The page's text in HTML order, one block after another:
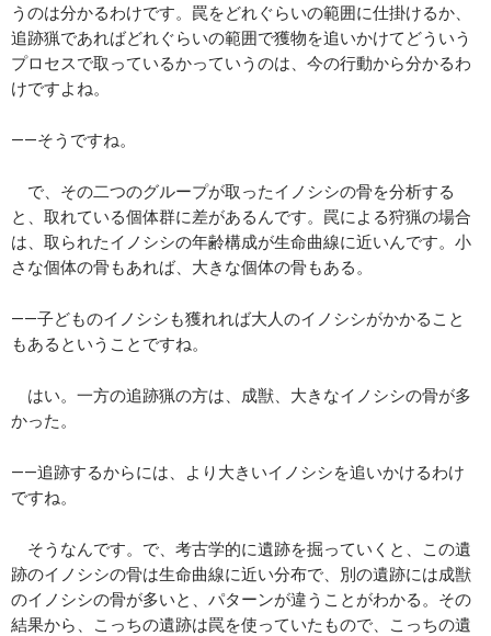
うのは分かるわけです。罠をどれぐらいの範囲に仕掛けるか、
追跡猟であればどれぐらいの範囲で獲物を追いかけてどういう
プロセスで取っているかっていうのは、今の行動から分かるわ
けですよね。
――そうですね。
で、その二つのグループが取ったイノシシの骨を分析する
と、取れている個体群に差があるんです。罠による狩猟の場合
は、取られたイノシシの年齢構成が生命曲線に近いんです。小
さな個体の骨もあれば、大きな個体の骨もある。
――子どものイノシシも獲れれば大人のイノシシがかかること
もあるということですね。
はい。一方の追跡猟の方は、成獣、大きなイノシシの骨が多
かった。
――追跡するからには、より大きいイノシシを追いかけるわけ
ですね。
そうなんです。で、考古学的に遺跡を掘っていくと、この遺
跡のイノシシの骨は生命曲線に近い分布で、別の遺跡には成獣
のイノシシの骨が多いと、パターンが違うことがわかる。その
結果から、こっちの遺跡は罠を使っていたもので、こっちの遺